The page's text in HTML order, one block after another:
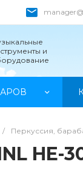
и
/ Перкуссия,
HE-